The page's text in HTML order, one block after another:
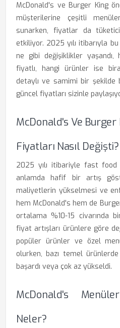
McDonald's ve Burger King
müşterilerine çeşitli
sunarken, fiyatlar da
etkiliyor. 2025 yılı itibarıyla
ne gibi değişiklikler
fiyatlı, hangi ürünler ise
detaylı ve samimi bir şekilde
güncel fiyatları sizinle
McDonald's Ve
Fiyatları Nasıl Değişti?
2025 yılı itibariyle fast
anlamda hafif bir artış
maliyetlerin yükselmesi ve
hem McDonald's hem de
ortalama %10-15 civarında
fiyat artışları ürünlere göre
popüler ürünler ve özel
olurken, bazı temel
başardı veya çok az yükseldi.
McDonald's
Neler?